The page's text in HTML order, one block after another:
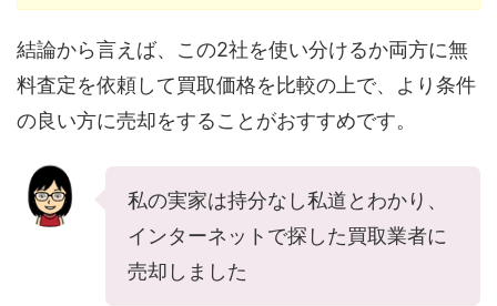
結論から言えば、この2社を使い分けるか両方に無
料査定を依頼して買取価格を比較の上で、より条件
の良い方に売却をすることがおすすめです。
私の実家は持分なし私道とわかり、
インターネットで探した買取業者に
売却しました